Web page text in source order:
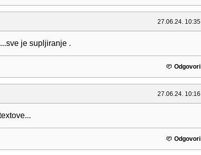
27.06.24. 10:35
je supljiranje .
Odgovori
27.06.24. 10:16
Odgovori